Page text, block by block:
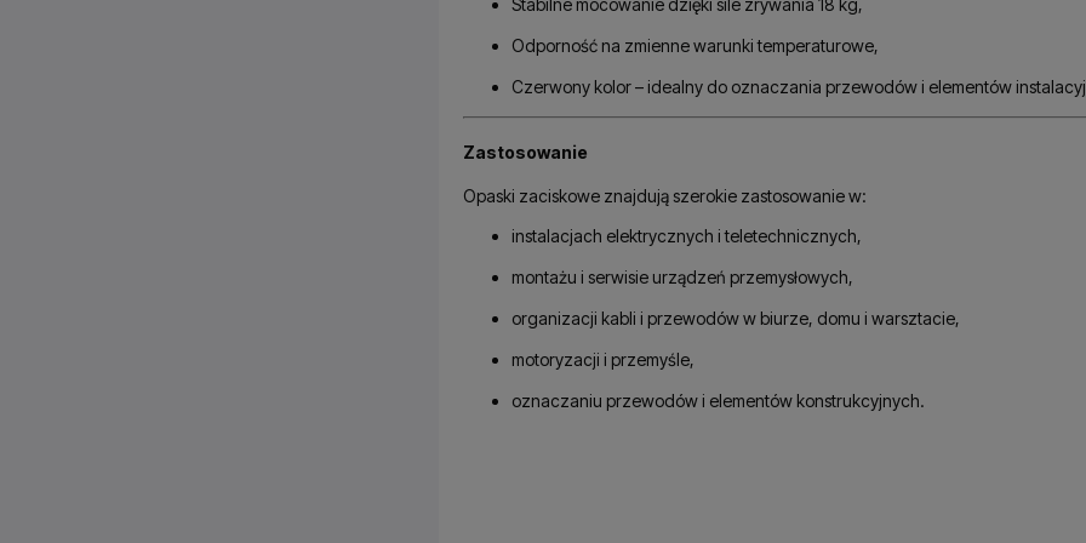
Stabilne mocowanie dzięki sile zrywania 18 kg,
Odporność na zmienne warunki temperaturowe,
Czerwony kolor – idealny do oznaczania przewodów i elementów
Zastosowanie
Opaski zaciskowe znajdują szerokie zastosowanie w:
instalacjach elektrycznych i teletechnicznych,
montażu i serwisie urządzeń przemysłowych,
organizacji kabli i przewodów w biurze, domu i warsztacie,
motoryzacji i przemyśle,
oznaczaniu przewodów i elementów konstrukcyjnych.